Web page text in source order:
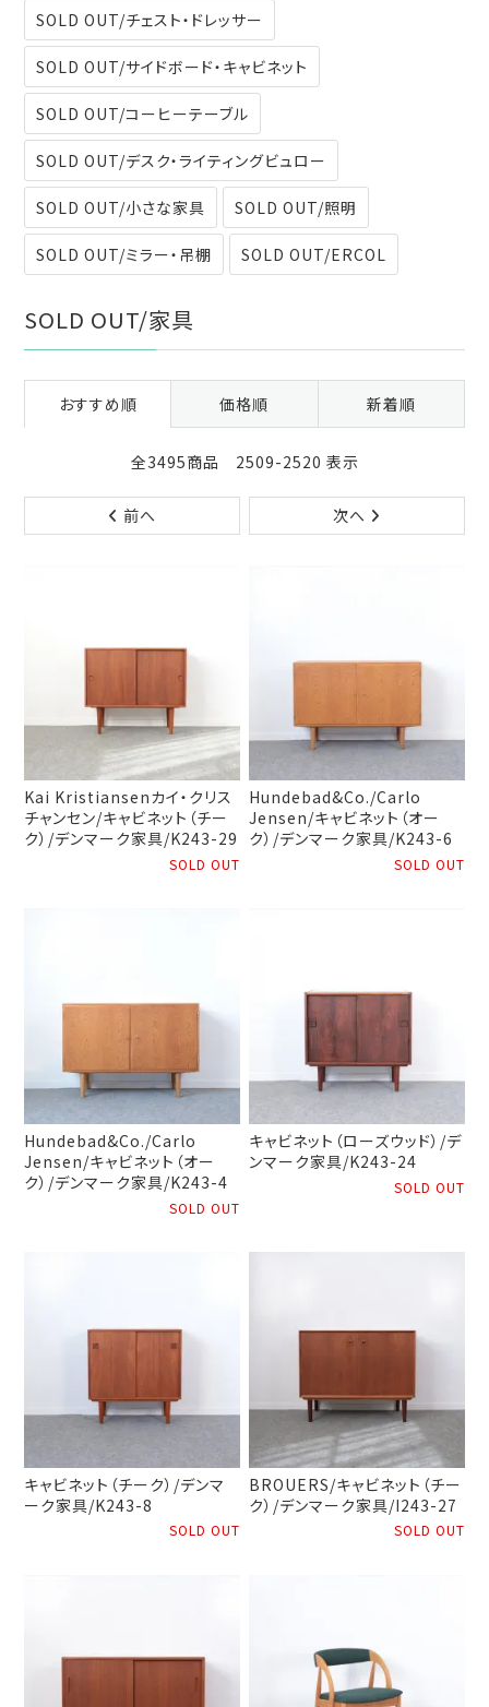
SOLD OUT/チェスト・ドレッサー
SOLD OUT/サイドボード・キャビネット
SOLD OUT/コーヒーテーブル
SOLD OUT/デスク・ライティングビュロー
SOLD OUT/小さな家具 SOLD OUT/照明
SOLD OUT/ミラー・吊棚 SOLD OUT/ERCOL
SOLD OUT/家具
おすすめ順 価格順 新着順
全3495商品 2509-2520 表示
前へ 次へ
Kai Kristiansenカイ・クリス
チャンセン/キャビネット（チー
ク）/デンマーク家具/K243-29
SOLD OUT
Hundebad&Co./Carlo
Jensen/キャビネット（オー
ク）/デンマーク家具/K243-6
SOLD OUT
Hundebad&Co./Carlo
Jensen/キャビネット（オー
ク）/デンマーク家具/K243-4
SOLD OUT
キャビネット（ローズウッド）/デ
ンマーク家具/K243-24
SOLD OUT
キャビネット（チーク）/デンマ
ーク家具/K243-8
SOLD OUT
BROUERS/キャビネット（チー
ク）/デンマーク家具/I243-27
SOLD OUT